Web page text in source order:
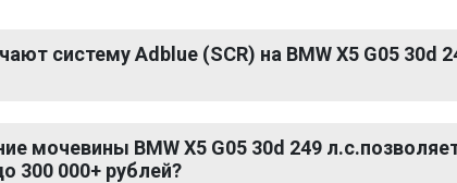
систему Adblue (SCR) на BMW X5 G05 30d
мочевины BMW X5 G05 30d 249
300 000+ рублей?